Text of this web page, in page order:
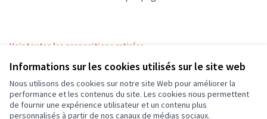
Informations sur les cookies utilisés sur le site web
Nous utilisons des cookies sur notre site Web pour améliorer la
performance et les contenus du site. Les cookies nous permettent
de fournir une expérience utilisateur et un contenu plus
personnalisés à partir de nos canaux de médias sociaux.
Voir toutes les propositions retirées
Conditions d'utilisation
Paramètres des cookies
CD37 sur XCD37 sur Facebook
CD37 sur Instagram
CD37 sur YouTube